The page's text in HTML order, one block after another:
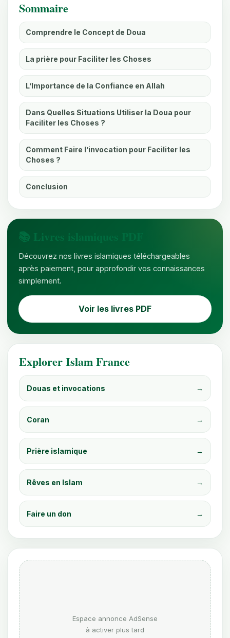
Sommaire
Comprendre le Concept de Doua
La prière pour Faciliter les Choses
L’Importance de la Confiance en Allah
Dans Quelles Situations Utiliser la Doua pour
Faciliter les Choses ?
Comment Faire l’invocation pour Faciliter les
Choses ?
Conclusion
📚 Livres islamiques PDF
Découvrez nos livres islamiques téléchargeables
après paiement, pour approfondir vos connaissances
simplement.
Voir les livres PDF
Explorer Islam France
Douas et invocations →
Coran →
Prière islamique →
Rêves en Islam →
Faire un don →
Espace annonce AdSense
à activer plus tard